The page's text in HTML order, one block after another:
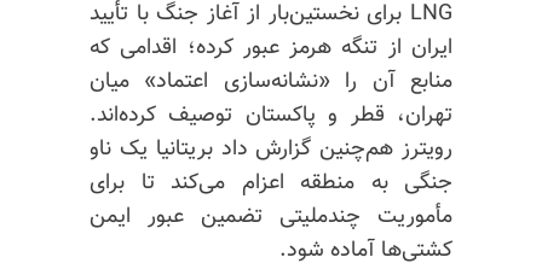
LNG برای نخستین‌بار از آغاز جنگ با تأیید
ایران از تنگه هرمز عبور کرده؛ اقدامی که
منابع آن را «نشانه‌سازی اعتماد» میان
تهران، قطر و پاکستان توصیف کرده‌اند.
رویترز هم‌چنین گزارش داد بریتانیا یک ناو
جنگی به منطقه اعزام می‌کند تا برای
مأموریت چندملیتی تضمین عبور ایمن
کشتی‌ها آماده شود.